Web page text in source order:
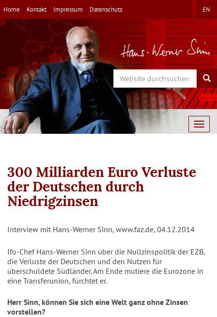
Direkt
zum
Inhalt
Home Kontakt Impressum Datenschutz EN
Search
300 Milliarden Euro Verluste
der Deutschen durch
Niedrigzinsen
Interview mit Hans-Werner Sinn, www.faz.de, 04.12.2014
Ifo-Chef Hans-Werner Sinn über die Nullzinspolitik der EZB,
die Verluste der Deutschen und den Nutzen für
überschuldete Südländer. Am Ende mutiere die Eurozone in
eine Transferunion, fürchtet er.
Herr Sinn, können Sie sich eine Welt ganz ohne Zinsen
vorstellen?